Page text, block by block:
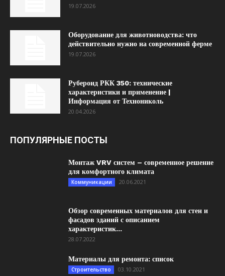
19.07.2026
Оборудование для животноводства: что
действительно нужно на современной ферме
19.07.2026
Рубероид РКК 350: технические
характеристики и применение |
Информация от Технониколь
20.04.2026
ПОПУЛЯРНЫЕ ПОСТЫ
Монтаж VRV систем – современное решение
для комфортного климата
Коммуникации 20.06.2021
Обзор современных материалов для стен и
фасадов зданий с описанием
характеристик...
28.07.2022
Материалы для ремонта: список
Строительство 03.10.2021